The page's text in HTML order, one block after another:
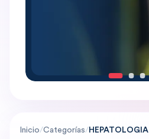
Inicio/Categorías/HEPATOLOGIA